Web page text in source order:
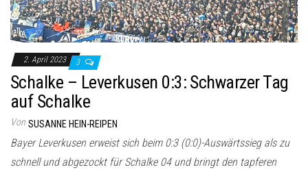
2. April 2023 3
Schalke – Leverkusen 0:3: Schwarzer Tag
auf Schalke
Von SUSANNE HEIN-REIPEN
Bayer Leverkusen erweist sich beim 0:3 (0:0)-Auswärtssieg als zu
schnell und abgezockt für Schalke 04 und bringt den tapferen